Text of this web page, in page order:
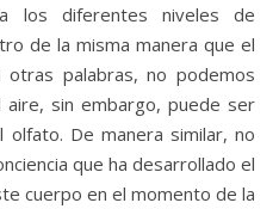
los diferentes niveles de
de la misma manera que el
palabras, no podemos
sin embargo, puede ser
De manera similar, no
que ha desarrollado el
cuerpo en el momento de la